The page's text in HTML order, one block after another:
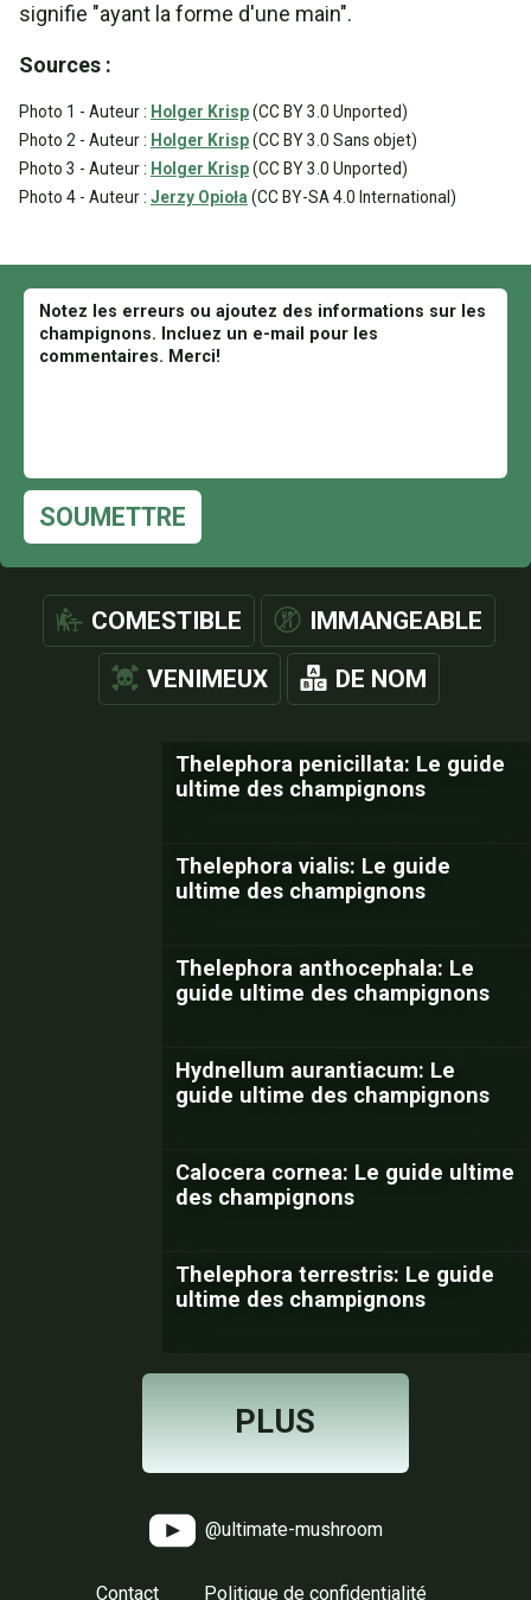
signifie "ayant la forme d'une main".
Sources :
Photo 1 - Auteur : Holger Krisp(CC BY 3.0 Unported)
Photo 2 - Auteur : Holger Krisp(CC BY 3.0 Sans objet)
Photo 3 - Auteur : Holger Krisp(CC BY 3.0 Unported)
Photo 4 - Auteur : Jerzy Opioła (CC BY-SA 4.0 International)
SOUMETTRE
COMESTIBLE IMMANGEABLE
VENIMEUX DE NOM
Thelephora penicillata: Le guide
ultime des champignons
Thelephora vialis: Le guide
ultime des champignons
Thelephora anthocephala: Le
guide ultime des champignons
Hydnellum aurantiacum: Le
guide ultime des champignons
Calocera cornea: Le guide ultime
des champignons
Thelephora terrestris: Le guide
ultime des champignons
PLUS
@ultimate-mushroom
Contact Politique de confidentialité